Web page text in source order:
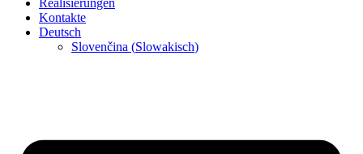
Realisierungen
Kontakte
Deutsch
Slovenčina (Slowakisch)